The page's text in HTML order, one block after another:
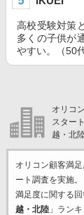
高校受験対策
多くの子供が
やすい。（50
オリコ
スター
越・北
オリコン顧客満
ート調査を実施。
満足度に関する
越・北陸」ランキ